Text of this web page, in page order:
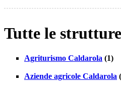
Tutte le
Agriturismo Caldarola (1)
Aziende agricole Caldarola